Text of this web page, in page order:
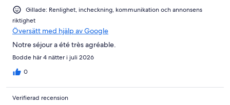
Gillade: Renlighet, incheckning, kommunikation och annonsens
riktighet
Översätt med hjälp av Google
Notre séjour a été très agréable.
Bodde här 4 nätter i juli 2026
0
Verifierad recension